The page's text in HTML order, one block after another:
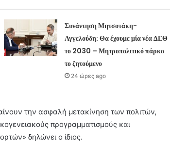
Συνάντηση Μητσοτάκη-
Αγγελούδη: Θα έχουμε μία νέα ΔΕΘ
το 2030 – Μητροπολιτικό πάρκο
το ζητούμενο
24 ώρες ago
την ασφαλή μετακίνηση των πολιτών,
προγραμματισμούς και
δηλώνει ο ίδιος.